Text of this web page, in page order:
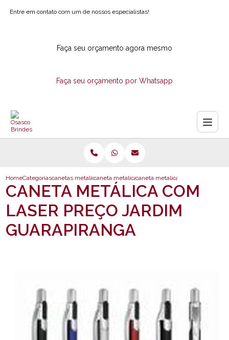
Entre em contato com um de nossos especialistas!
Faça seu orçamento agora mesmo
Faça seu orçamento por Whatsapp
HomeCategoriascanetas metalicascaneta metalica personalizada com logotipo
caneta metalica com laser preco
CANETA METÁLICA COM
LASER PREÇO JARDIM
GUARAPIRANGA